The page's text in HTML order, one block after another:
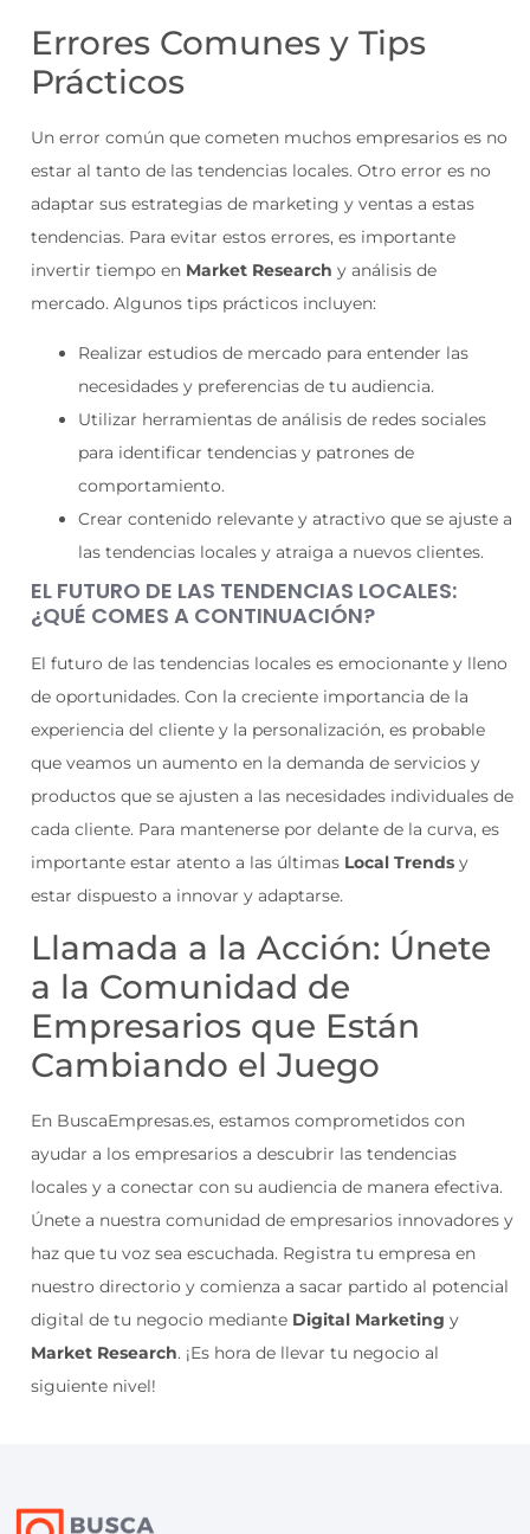
Errores Comunes y Tips
Prácticos
Un error común que cometen muchos empresarios es no
estar al tanto de las tendencias locales. Otro error es no
adaptar sus estrategias de marketing y ventas a estas
tendencias. Para evitar estos errores, es importante
invertir tiempo en Market Research y análisis de
mercado. Algunos tips prácticos incluyen:
Realizar estudios de mercado para entender las
necesidades y preferencias de tu audiencia.
Utilizar herramientas de análisis de redes sociales
para identificar tendencias y patrones de
comportamiento.
Crear contenido relevante y atractivo que se ajuste a
las tendencias locales y atraiga a nuevos clientes.
EL FUTURO DE LAS TENDENCIAS LOCALES:
¿QUÉ COMES A CONTINUACIÓN?
El futuro de las tendencias locales es emocionante y lleno
de oportunidades. Con la creciente importancia de la
experiencia del cliente y la personalización, es probable
que veamos un aumento en la demanda de servicios y
productos que se ajusten a las necesidades individuales de
cada cliente. Para mantenerse por delante de la curva, es
importante estar atento a las últimas Local Trends y
estar dispuesto a innovar y adaptarse.
Llamada a la Acción: Únete
a la Comunidad de
Empresarios que Están
Cambiando el Juego
En BuscaEmpresas.es, estamos comprometidos con
ayudar a los empresarios a descubrir las tendencias
locales y a conectar con su audiencia de manera efectiva.
Únete a nuestra comunidad de empresarios innovadores y
haz que tu voz sea escuchada. Registra tu empresa en
nuestro directorio y comienza a sacar partido al potencial
digital de tu negocio mediante Digital Marketing y
Market Research. ¡Es hora de llevar tu negocio al
siguiente nivel!